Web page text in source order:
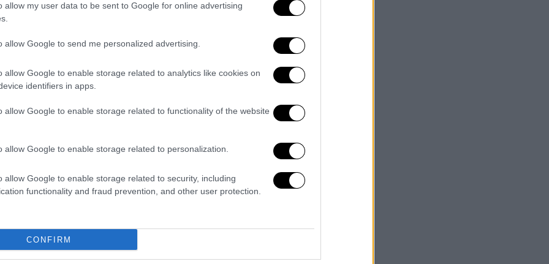
allow my user data to be sent to Google for online advertising
allow Google to send me personalized advertising.
allow Google to enable storage related to analytics like cookies on
identifiers in apps.
allow Google to enable storage related to functionality of the website
allow Google to enable storage related to personalization.
allow Google to enable storage related to security, including
functionality and fraud prevention, and other user protection.
CONFIRM
του
δηλώσειςτου Κώστα Αρβανίτη για τις
από τη
στοOPEN. «Δεν μπορεί να δημιουργεί
Μην του δίνουμε μεγαλύτερο μπόι